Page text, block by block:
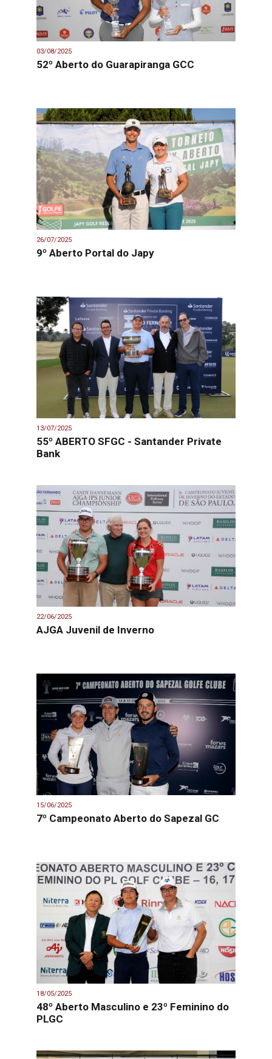
03/08/2025
52º Aberto do Guarapiranga GCC
26/07/2025
9º Aberto Portal do Japy
13/07/2025
55º ABERTO SFGC - Santander Private
Bank
22/06/2025
AJGA Juvenil de Inverno
15/06/2025
7º Campeonato Aberto do Sapezal GC
18/05/2025
48º Aberto Masculino e 23º Feminino do
PLGC